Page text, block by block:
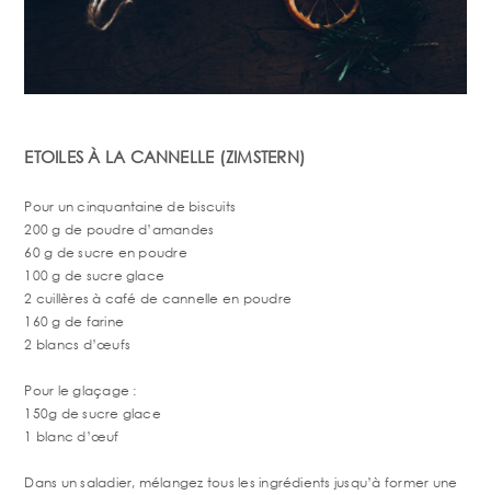
ETOILES À LA CANNELLE (ZIMSTERN)
Pour un cinquantaine de biscuits
200 g de poudre d’amandes
60 g de sucre en poudre
100 g de sucre glace
2 cuillères à café de cannelle en poudre
160 g de farine
2 blancs d’œufs
Pour le glaçage :
150g de sucre glace
1 blanc d’œuf
Dans un saladier, mélangez tous les ingrédients jusqu’à former une